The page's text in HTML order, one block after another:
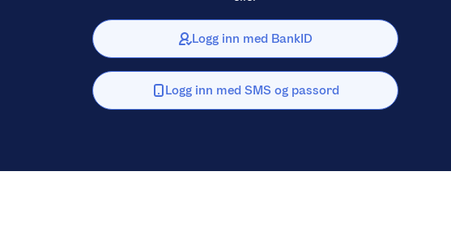
Logg inn med BankID
Logg inn med SMS og passord